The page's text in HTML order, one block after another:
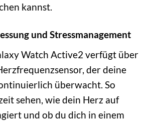
kannst.
und Stressmanagement
Watch Active2 verfügt über
der deine
überwacht. So
sehen, wie dein Herz auf
und ob du dich in einem